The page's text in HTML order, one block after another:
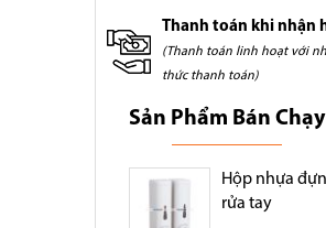
Thanh toán khi nhận
(Thanh toán linh hoạt với
thức thanh toán)
Sản Phẩm Bán Chạy
Hộp nhựa
rửa tay